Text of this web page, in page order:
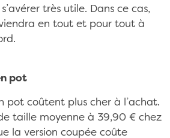
très utile. Dans ce cas,
en tout et pour tout à
pot
pot coûtent plus cher à l’achat.
taille moyenne à 39,90 € chez
la version coupée coûte